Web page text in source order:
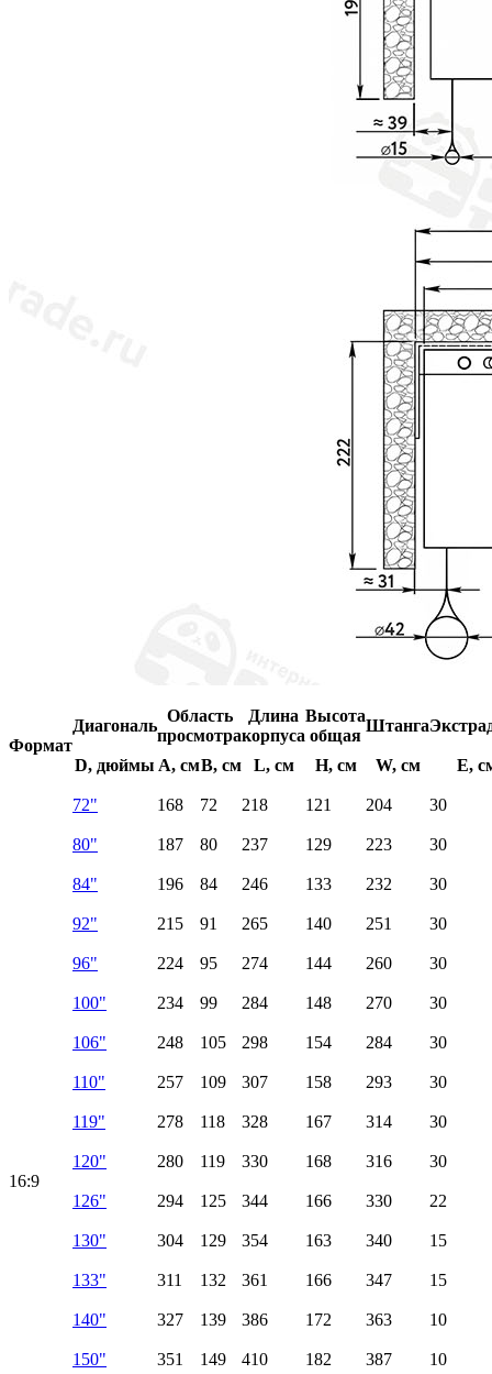
Формат
Диагональ
Область
просмотра
Длина
корпуса
Высота
общая
Штанга
D, дюймы A, смB, см L, см H, см W, см E,
16:9
72" 168 72 218 121 204 30
80" 187 80 237 129 223 30
84" 196 84 246 133 232 30
92" 215 91 265 140 251 30
96" 224 95 274 144 260 30
100" 234 99 284 148 270 30
106" 248 105 298 154 284 30
110" 257 109 307 158 293 30
119" 278 118 328 167 314 30
120" 280 119 330 168 316 30
126" 294 125 344 166 330 22
130" 304 129 354 163 340 15
133" 311 132 361 166 347 15
140" 327 139 386 172 363 10
150" 351 149 410 182 387 10